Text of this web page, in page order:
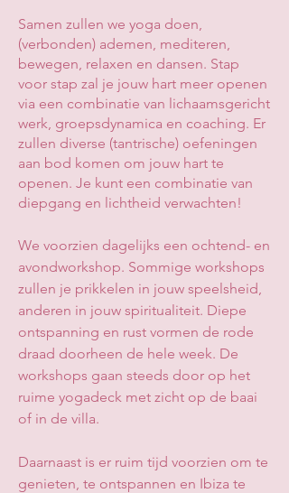
Samen zullen we yoga doen,
(verbonden) ademen, mediteren,
bewegen, relaxen en dansen. Stap
voor stap zal je jouw hart meer openen
via een combinatie van lichaamsgericht
werk, groepsdynamica en coaching. Er
zullen diverse (tantrische) oefeningen
aan bod komen om jouw hart te
openen. Je kunt een combinatie van
diepgang en lichtheid verwachten!
We voorzien dagelijks een ochtend- en
avondworkshop. Sommige workshops
zullen je prikkelen in jouw speelsheid,
anderen in jouw spiritualiteit. Diepe
ontspanning en rust vormen de rode
draad doorheen de hele week. De
workshops gaan steeds door op het
ruime yogadeck met zicht op de baai
of in de villa.
Daarnaast is er ruim tijd voorzien om te
genieten, te ontspannen en Ibiza te